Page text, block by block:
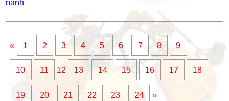
« 1 2 3 4 5 6 7 8 9
10 11 12 13 14 15 16 17 18
19 20 21 22 23 24 »